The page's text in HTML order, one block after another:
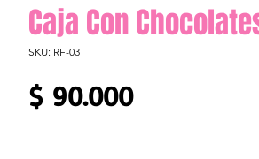
Caja Con
SKU: RF-03
$ 90.000Precio